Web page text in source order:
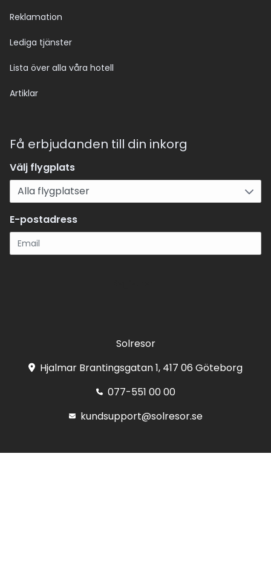
Reklamation
Lediga tjänster
Lista över alla våra hotell
Artiklar
Få erbjudanden till din inkorg
Välj flygplats
E-postadress
Solresor
Hjalmar Brantingsgatan 1, 417 06 Göteborg
077-551 00 00
kundsupport@solresor.se